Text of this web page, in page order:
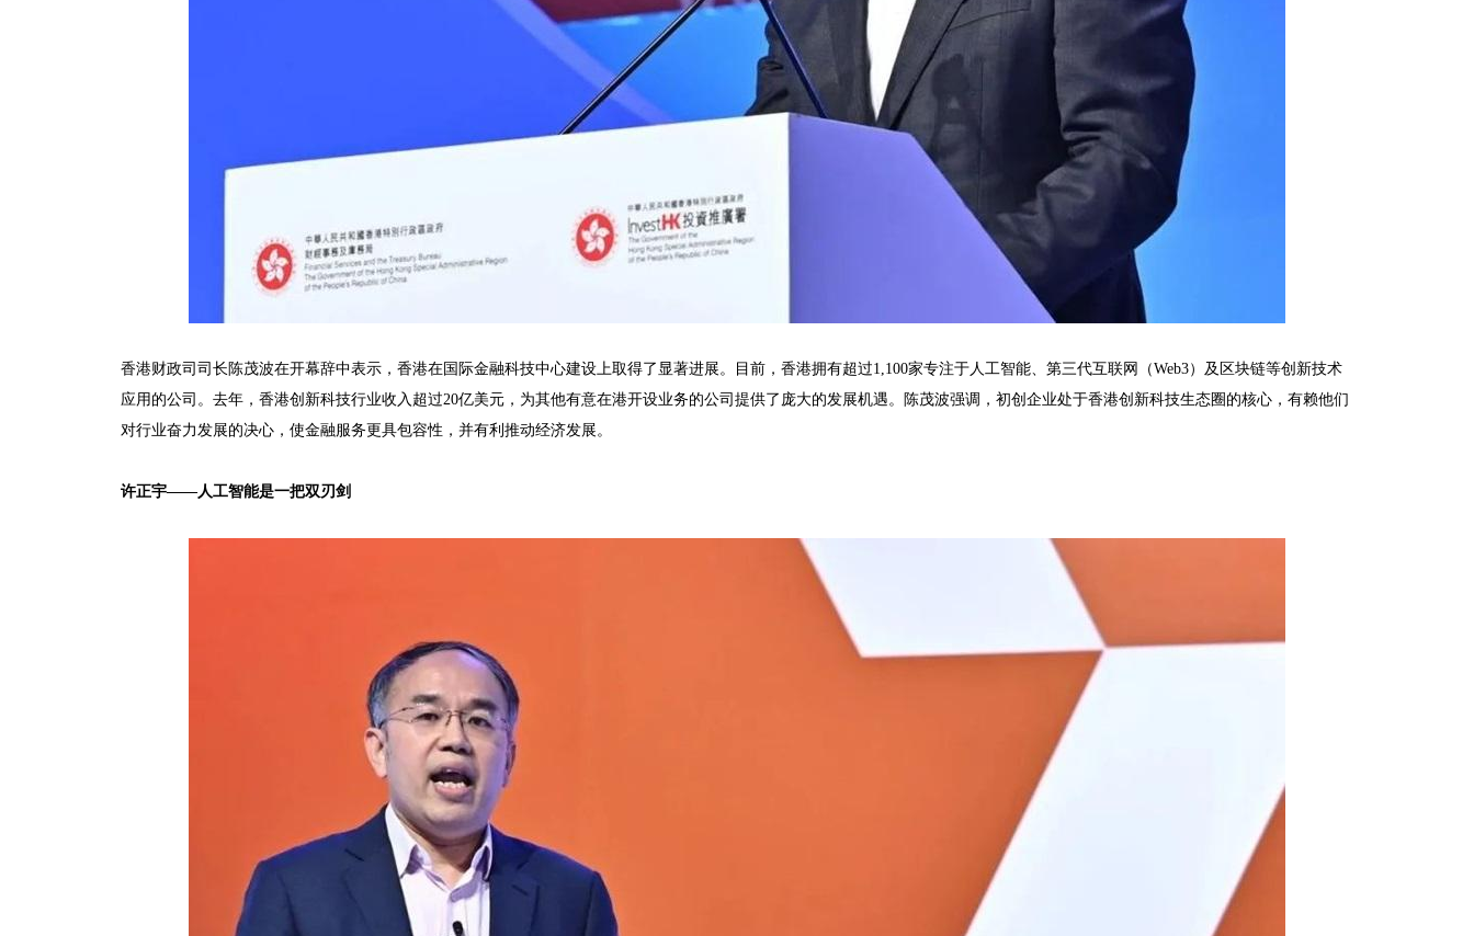
香港财政司司长陈茂波在开幕辞中表示，香港在国际金融科技中心建设上取得了显著进展。目前，香港拥有超过1,100家专注于人工智能、第三代互联网（Web3）及区块链等创新技术
应用的公司。去年，香港创新科技行业收入超过20亿美元，为其他有意在港开设业务的公司提供了庞大的发展机遇。陈茂波强调，初创企业处于香港创新科技生态圈的核心，有赖他们
对行业奋力发展的决心，使金融服务更具包容性，并有利推动经济发展。
许正宇——人工智能是一把双刃剑